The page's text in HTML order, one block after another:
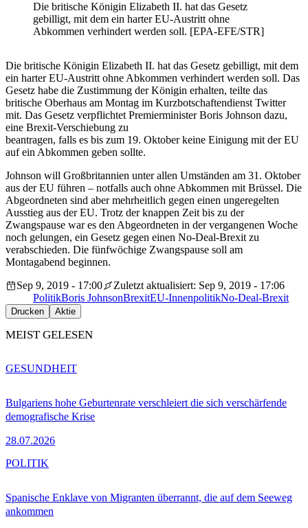
Die britische Königin Elizabeth II. hat das Gesetz
gebilligt, mit dem ein harter EU-Austritt ohne
Abkommen verhindert werden soll. [EPA-EFE/STR]
Die britische Königin Elizabeth II. hat das Gesetz gebilligt, mit dem
ein harter EU-Austritt ohne Abkommen verhindert werden soll. Das
Gesetz habe die Zustimmung der Königin erhalten, teilte das
britische Oberhaus am Montag im Kurzbotschaftendienst Twitter
mit. Das Gesetz verpflichtet Premierminister Boris Johnson dazu,
eine Brexit-Verschiebung zu
beantragen, falls es bis zum 19. Oktober keine Einigung mit der EU
auf ein Abkommen geben sollte.
Johnson will Großbritannien unter allen Umständen am 31. Oktober
aus der EU führen – notfalls auch ohne Abkommen mit Brüssel. Die
Abgeordneten sind aber mehrheitlich gegen einen ungeregelten
Ausstieg aus der EU. Trotz der knappen Zeit bis zu der
Zwangspause war es den Abgeordneten in der vergangenen Woche
noch gelungen, ein Gesetz gegen einen No-Deal-Brexit zu
verabschieden. Die fünfwöchige Zwangspause soll am
Montagabend beginnen.
Sep 9, 2019 - 17:00
Zuletzt aktualisiert: Sep 9, 2019 - 17:06
PolitikBoris JohnsonBrexitEU-InnenpolitikNo-Deal-Brexit
Drucken Aktie
MEIST GELESEN
Bulgariens hohe Geburtenrate verschleiert die sich verschärfende
demografische Krise
28.07.2026
GESUNDHEIT
Spanische Enklave von Migranten überrannt, die auf dem Seeweg
ankommen
POLITIK